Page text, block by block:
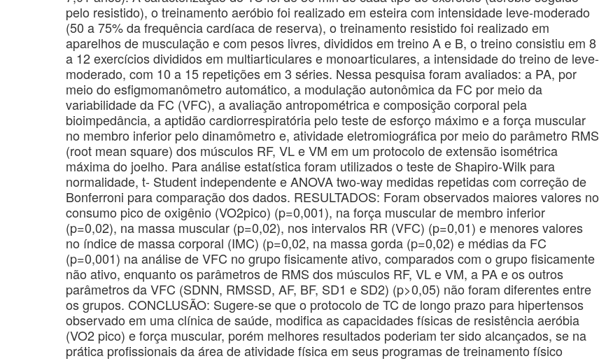
pelo resistido), o treinamento aeróbio foi realizado em esteira com intensidade leve-moderado
(50 a 75% da frequência cardíaca de reserva), o treinamento resistido foi realizado em
aparelhos de musculação e com pesos livres, divididos em treino A e B, o treino consistiu em 8
a 12 exercícios divididos em multiarticulares e monoarticulares, a intensidade do treino de leve-
moderado, com 10 a 15 repetições em 3 séries. Nessa pesquisa foram avaliados: a PA, por
meio do esfigmomanômetro automático, a modulação autonômica da FC por meio da
variabilidade da FC (VFC), a avaliação antropométrica e composição corporal pela
bioimpedância, a aptidão cardiorrespiratória pelo teste de esforço máximo e a força muscular
no membro inferior pelo dinamômetro e, atividade eletromiográfica por meio do parâmetro RMS
(root mean square) dos músculos RF, VL e VM em um protocolo de extensão isométrica
máxima do joelho. Para análise estatística foram utilizados o teste de Shapiro-Wilk para
normalidade, t- Student independente e ANOVA two-way medidas repetidas com correção de
Bonferroni para comparação dos dados. RESULTADOS: Foram observados maiores valores no
consumo pico de oxigênio (VO2pico) (p=0,001), na força muscular de membro inferior
(p=0,02), na massa muscular (p=0,02), nos intervalos RR (VFC) (p=0,01) e menores valores
no índice de massa corporal (IMC) (p=0,02, na massa gorda (p=0,02) e médias da FC
(p=0,001) na análise de VFC no grupo fisicamente ativo, comparados com o grupo fisicamente
não ativo, enquanto os parâmetros de RMS dos músculos RF, VL e VM, a PA e os outros
parâmetros da VFC (SDNN, RMSSD, AF, BF, SD1 e SD2) (p>0,05) não foram diferentes entre
os grupos. CONCLUSÃO: Sugere-se que o protocolo de TC de longo prazo para hipertensos
observado em uma clínica de saúde, modifica as capacidades físicas de resistência aeróbia
(VO2 pico) e força muscular, porém melhores resultados poderiam ter sido alcançados, se na
prática profissionais da área de atividade física em seus programas de treinamento físico